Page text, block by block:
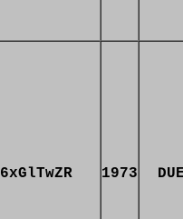
6xGlTwZR 1973